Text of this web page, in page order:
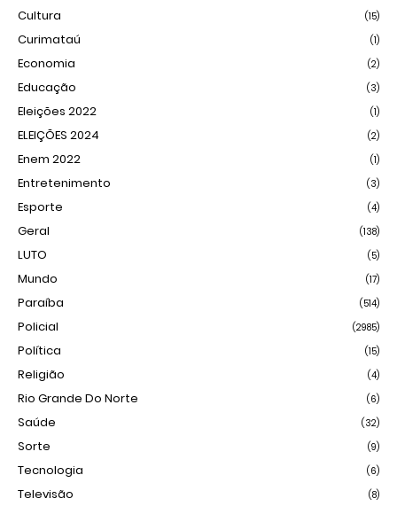
Cultura
(15)
Curimataú (1)
Economia (2)
Educação (3)
Eleições 2022 (1)
ELEIÇÕES 2024 (2)
Enem 2022 (1)
Entretenimento (3)
Esporte (4)
Geral (138)
LUTO (5)
Mundo (17)
Paraíba (514)
Policial (2985)
Política (15)
Religião (4)
Rio Grande Do Norte (6)
Saúde (32)
Sorte (9)
Tecnologia (6)
Televisão (8)